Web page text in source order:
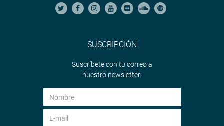
SUSCRIPCIÓN
Suscríbete con tu correo a
nuestro newsletter.